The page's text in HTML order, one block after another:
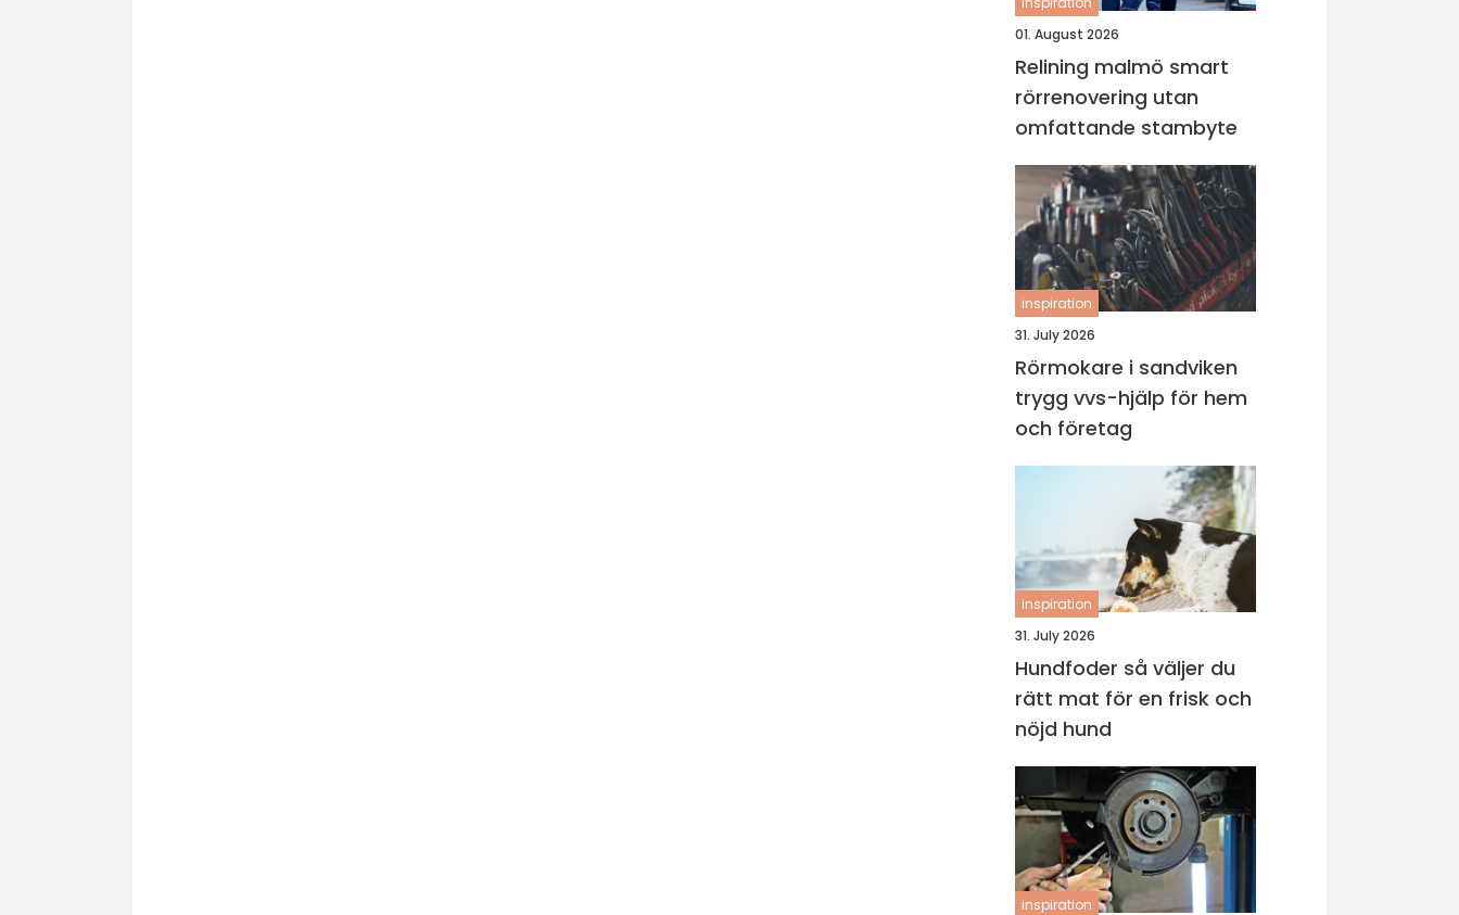
01. August 2026
Relining malmö smart
rörrenovering utan
omfattande stambyte
inspiration
31. July 2026
Rörmokare i sandviken
trygg vvs-hjälp för hem
och företag
inspiration
31. July 2026
Hundfoder så väljer du
rätt mat för en frisk och
nöjd hund
inspiration